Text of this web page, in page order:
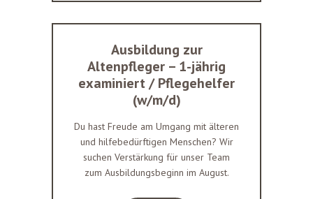
Ausbildung zur
Altenpfleger – 1-jährig
examiniert / Pflegehelfer
(w/m/d)
Du hast Freude am Umgang mit älteren
und hilfebedürftigen Menschen? Wir
suchen Verstärkung für unser Team
zum Ausbildungsbeginn im August.